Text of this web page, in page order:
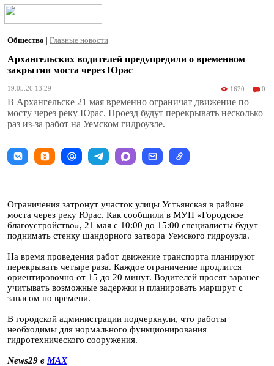
Общество | Главные новости
Архангельских водителей предупредили о временном
закрытии моста через Юрас
19.05.26 13:29 1620 0
В Архангельске 21 мая временно ограничат движение по
мосту через реку Юрас. Проезд будут перекрывать несколько
раз из-за работ на Уемском гидроузле.
Ограничения затронут участок улицы Устьянская в районе
моста через реку Юрас. Как сообщили в МУП «Городское
благоустройство», 21 мая с 10:00 до 15:00 специалисты будут
поднимать стенку шандорного затвора Уемского гидроузла.
На время проведения работ движение транспорта планируют
перекрывать четыре раза. Каждое ограничение продлится
ориентировочно от 15 до 20 минут. Водителей просят заранее
учитывать возможные задержки и планировать маршрут с
запасом по времени.
В городской администрации подчеркнули, что работы
необходимы для нормального функционирования
гидротехнического сооружения.
News29 в MAX